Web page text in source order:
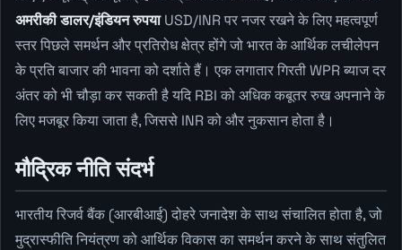
अमरीकी डालर/इंडियन रुपयाUSD/INR पर नजर रखने के लिए महत्वपूर्ण
स्तर पिछले समर्थन और प्रतिरोध क्षेत्र होंगे जो भारत के आर्थिक लचीलेपन
के प्रति बाजार की भावना को दर्शाते हैं। एक लगातार गिरती WPR ब्याज दर
अंतर को भी चौड़ा कर सकती है यदि RBI को अधिक कबूतर रुख अपनाने के
लिए मजबूर किया जाता है, जिससे INR को और नुकसान होता है।
मौद्रिक नीति संदर्भ
भारतीय रिजर्व बैंक (आरबीआई) दोहरे जनादेश के साथ संचालित होता है, जो
मुद्रास्फीति नियंत्रण को आर्थिक विकास का समर्थन करने के साथ संतुलित